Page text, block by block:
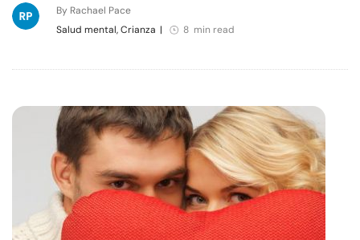
By Rachael Pace
Salud mental, Crianza | 8 min read